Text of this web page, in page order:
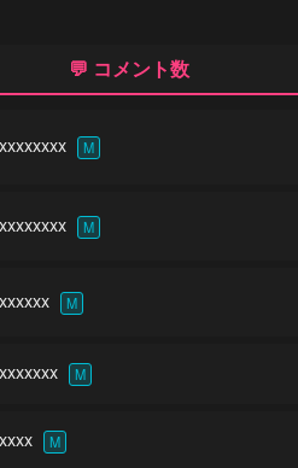
💬 コメント数
M
M
M
M
M